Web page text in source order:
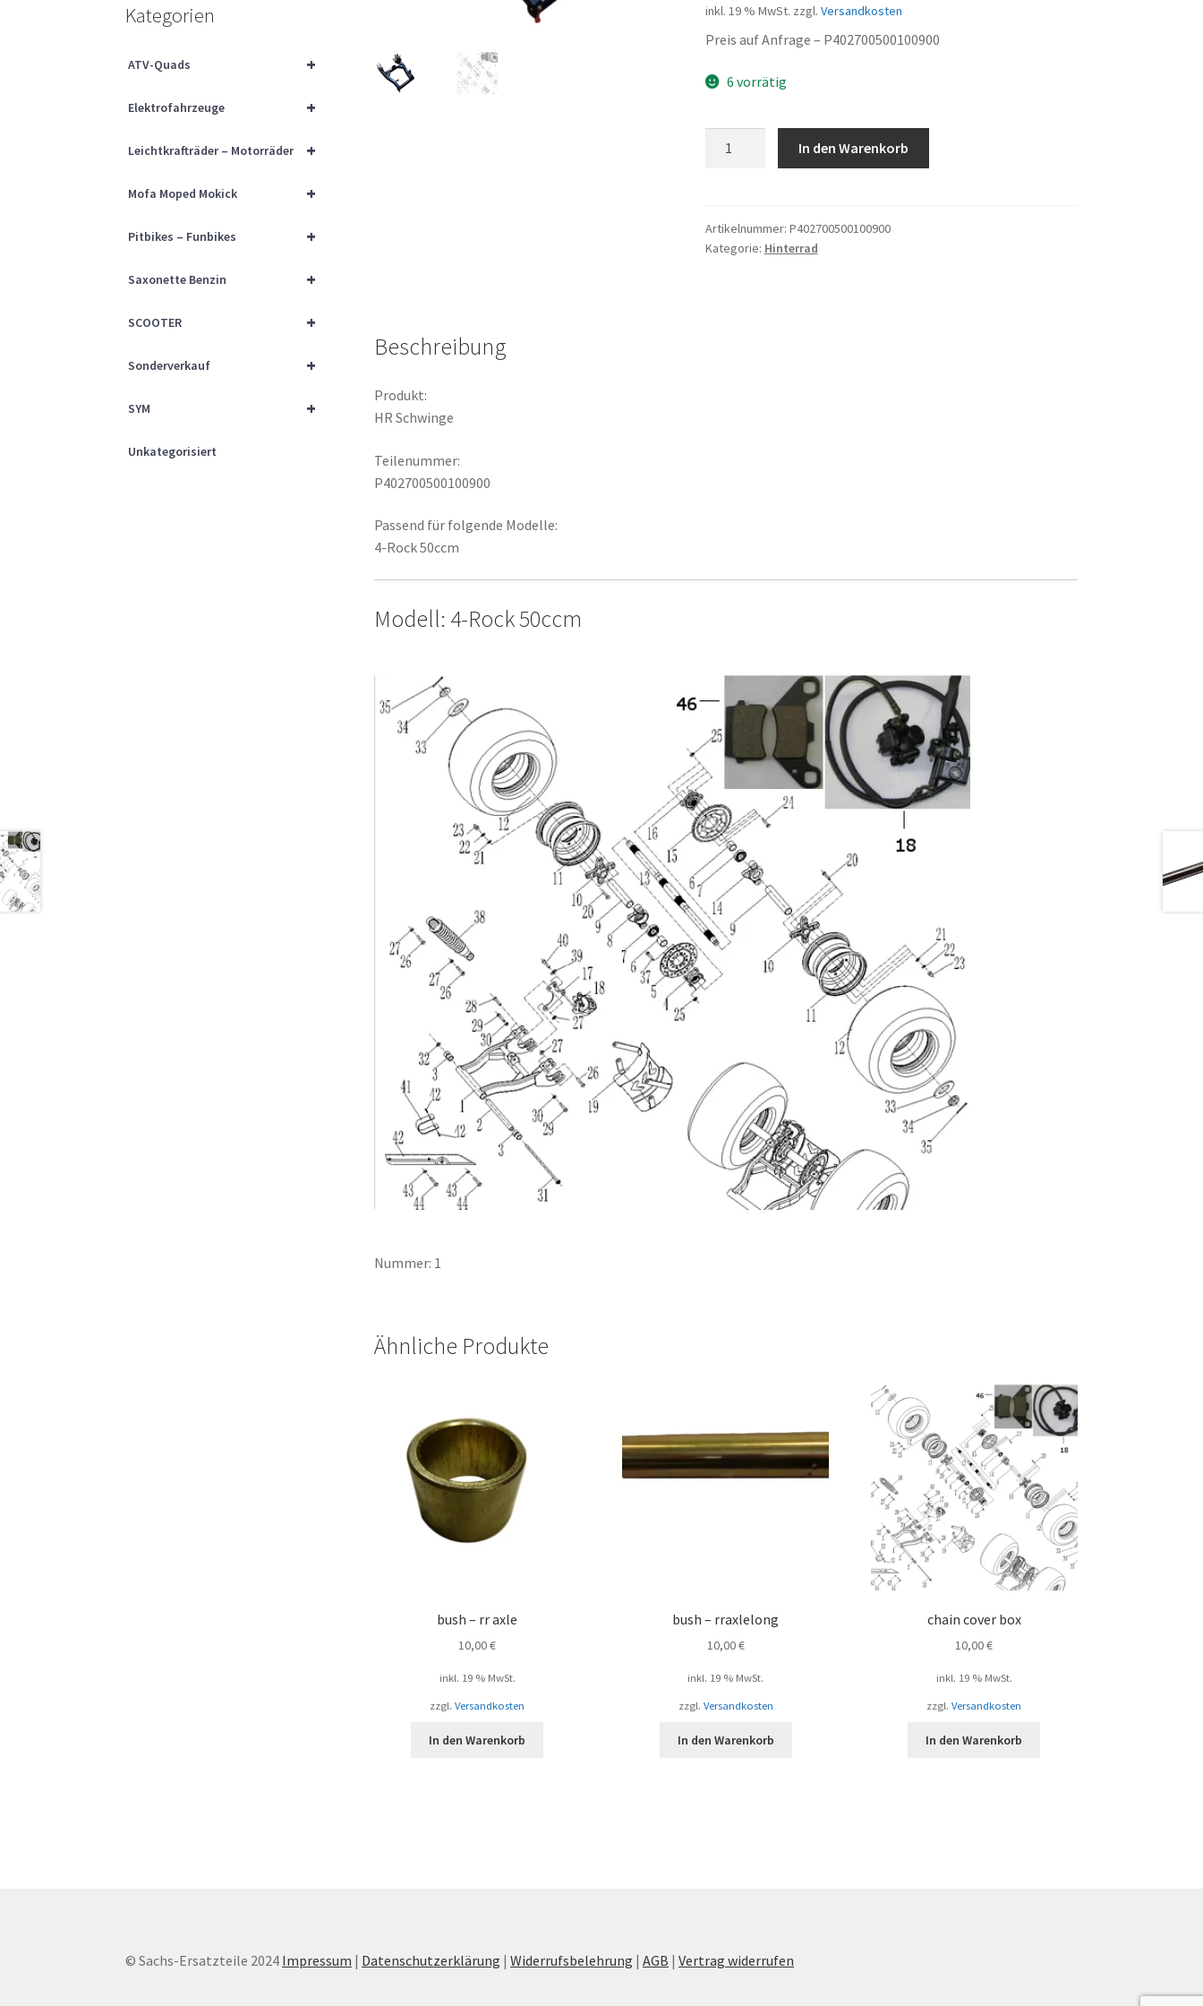
inkl. 19 % MwSt. zzgl. Versandkosten
Preis auf Anfrage – P402700500100900
6 vorrätig
In den Warenkorb
Artikelnummer: P402700500100900
Kategorie: Hinterrad
Beschreibung
Produkt:
HR Schwinge
Teilenummer:
P402700500100900
Passend für folgende Modelle:
4-Rock 50ccm
Modell: 4-Rock 50ccm
Nummer: 1
Ähnliche Produkte
bush – rr axle
10,00€
inkl. 19 % MwSt.
zzgl.Versandkosten
In den Warenkorb
bush – rraxlelong
10,00€
inkl. 19 % MwSt.
zzgl. Versandkosten
In den Warenkorb
chain cover box
10,00€
inkl. 19 % MwSt.
zzgl.Versandkosten
In den Warenkorb
Kategorien
+
ATV-Quads
+
Elektrofahrzeuge
+
Leichtkrafträder – Motorräder
+
Mofa Moped Mokick
+
Pitbikes – Funbikes
+
Saxonette Benzin
+
SCOOTER
+
Sonderverkauf
+
SYM
Unkategorisiert
© Sachs-Ersatzteile 2024 Impressum | Datenschutzerklärung |Widerrufsbelehrung |AGB |Vertrag widerrufen